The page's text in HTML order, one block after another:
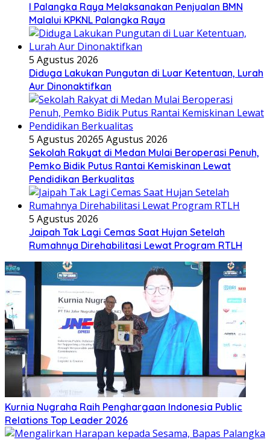
I Palangka Raya Melaksanakan Penjualan BMN
Malalui KPKNL Palangka Raya
5 Agustus 2026
Diduga Lakukan Pungutan di Luar Ketentuan, Lurah
Aur Dinonaktifkan
5 Agustus 20265 Agustus 2026
Sekolah Rakyat di Medan Mulai Beroperasi Penuh,
Pemko Bidik Putus Rantai Kemiskinan Lewat
Pendidikan Berkualitas
5 Agustus 2026
Jaipah Tak Lagi Cemas Saat Hujan Setelah
Rumahnya Direhabilitasi Lewat Program RTLH
Kurnia Nugraha Raih Penghargaan Indonesia Public
Relations Top Leader 2026